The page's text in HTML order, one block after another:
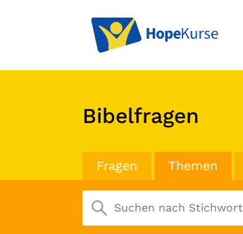
Bibelfragen
Fragen Themen